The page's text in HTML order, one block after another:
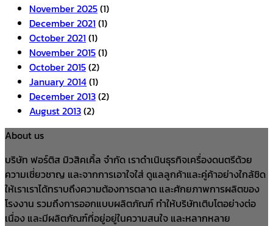
November 2025(1)
December 2021 (1)
October 2021 (1)
November 2015(1)
October 2015(2)
January 2014(1)
December 2013(2)
August 2013(2)
About us
บริษัท ฟอร์ติส มิวสิคเคิ้ล จำกัด เราดำเนินธุรกิจเครื่องดนตรีด้วย
ความเชี่ยวชาญ และจากการเอาใจใส่ ดูแลลูกค้าและคู่ค้าอย่างใกล้ชิด
ให้เราเราได้ทราบถึงความต้องการตลาด และศักยภาพการผลิตของ
โรงงาน รวมถึงการออกแบบผลิตภัณฑ์ ทำให้บริษัทเติบโตอย่างต่อ
เนื่อง และมีผลิตภัณฑ์ที่อยู่อยู่ในความสนใจ และหลากหลาย